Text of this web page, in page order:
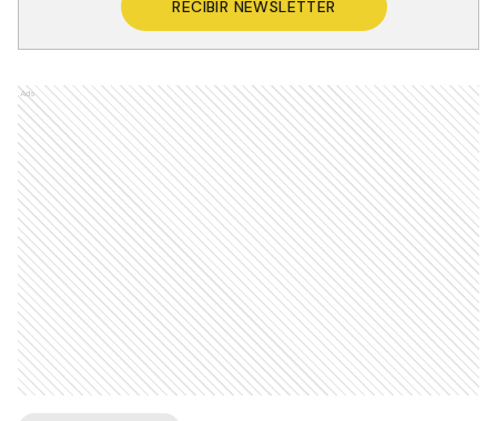
RECIBIR NEWSLETTER
Ads